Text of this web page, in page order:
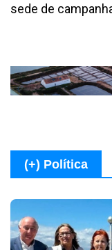
sede de
(+) Política